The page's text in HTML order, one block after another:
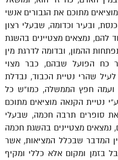
מתוכם את הגבורים אנשי
ובעיר וכדומה, שבעלי רצון
להם, נמצאים מצטיינים בהשגת
ההמון, ובדומה לדרגת מין
כח הפועל שבהם, כבר מצוי
שהרי נטיית הכבוד, נבדלת
ועמה חפץ הממשלה, כמו”ש כל
נטיית הקנאה מוציאים מתוכם
סופרים תרבה חכמה, שבעלי
נמצאים מצטיינים בהשגת חכמה
המדבר שבכלל המציאות, אשר
בזמן ומקום אלא כללי ומקיף